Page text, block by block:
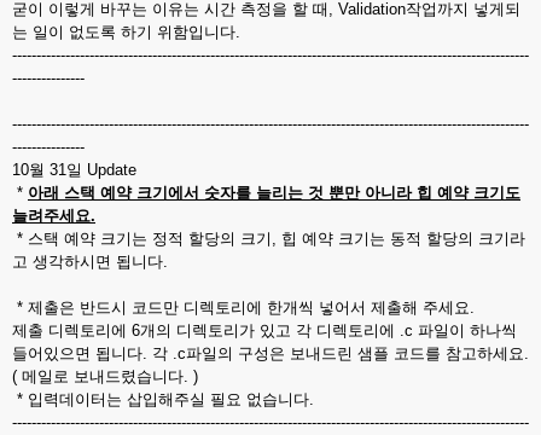
굳이 이렇게 바꾸는 이유는 시간 측정을 할 때, Validation작업까지 넣게되
는 일이 없도록 하기 위함입니다.
-----------------------------------------------------------------------------------------------------------
---------------
-----------------------------------------------------------------------------------------------------------
---------------
10월 31일 Update
* 아래 스택 예약 크기에서 숫자를 늘리는 것 뿐만 아니라 힙 예약 크기도
늘려주세요.
* 스택 예약 크기는 정적 할당의 크기, 힙 예약 크기는 동적 할당의 크기라
고 생각하시면 됩니다.
* 제출은 반드시 코드만 디렉토리에 한개씩 넣어서 제출해 주세요.
제출 디렉토리에 6개의 디렉토리가 있고 각 디렉토리에 .c 파일이 하나씩
들어있으면 됩니다. 각 .c파일의 구성은 보내드린 샘플 코드를 참고하세요.
( 메일로 보내드렸습니다. )
* 입력데이터는 삽입해주실 필요 없습니다.
-----------------------------------------------------------------------------------------------------------